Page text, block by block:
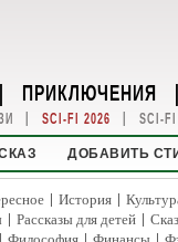
| ПРИКЛЮЧЕНИЯ |
| SCI-FI 2026 | SCI-
ДОБАВИТЬ
| История |
| Рассказы для детей |
| | |